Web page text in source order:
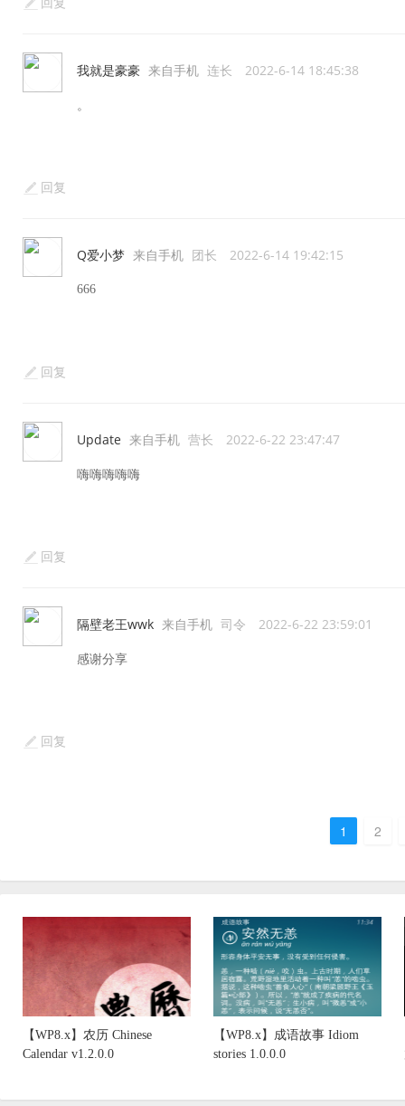
回复
我就是豪豪 来自手机 连长 2022-6-14 18:45:38
。
回复
Q爱小梦 来自手机 团长 2022-6-14 19:42:15
666
回复
Update 来自手机 营长 2022-6-22 23:47:47
嗨嗨嗨嗨嗨
回复
隔壁老王wwk 来自手机 司令 2022-6-22 23:59:01
感谢分享
回复
1 2
【WP8.x】农历 Chinese
Calendar v1.2.0.0
【WP8.x】成语故事 Idiom
stories 1.0.0.0